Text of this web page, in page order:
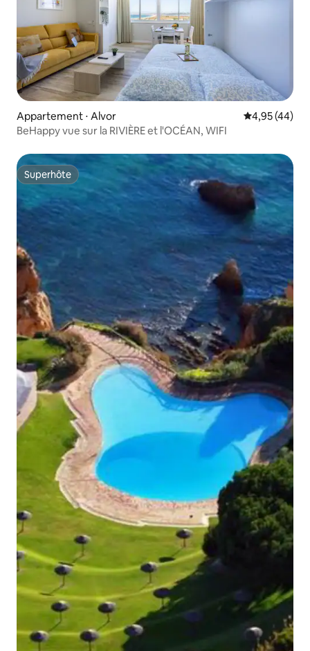
Appartement ⋅ Alvor Évaluation
4,95 (44)
BeHappy vue sur la RIVIÈRE et l'OCÉAN, WIFI
Superhôte
Superhôte